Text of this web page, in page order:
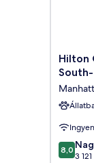
Hilton
Garden
New
York/
South-
West
Hilton
8.0
8,0
3